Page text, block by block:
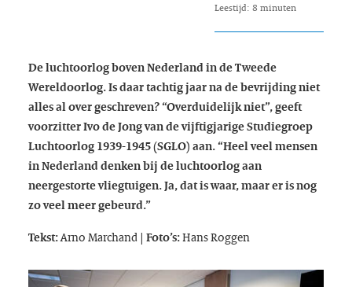
Leestijd: 8 minuten
De luchtoorlog boven Nederland in de Tweede
Wereldoorlog. Is daar tachtig jaar na de bevrijding niet
alles al over geschreven? “Overduidelijk niet”, geeft
voorzitter Ivo de Jong van de vijftigjarige Studiegroep
Luchtoorlog 1939-1945 (SGLO) aan. “Heel veel mensen
in Nederland denken bij de luchtoorlog aan
neergestorte vliegtuigen. Ja, dat is waar, maar er is nog
zo veel meer gebeurd.”
Tekst:Arno Marchand| Foto’s:Hans Roggen